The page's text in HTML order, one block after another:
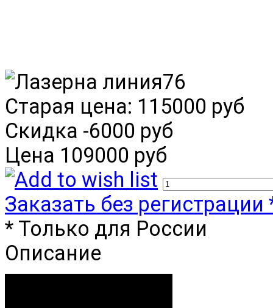
Старая цена: 115000 руб
Скидка -6000 руб
Цена 109000 руб
Заказать без регистрации
* Только для России
Описание